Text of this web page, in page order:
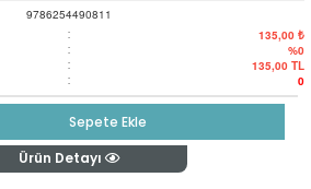
9786254490811
: 135,00 ₺
: %0
: 135,00 TL
: 0
Sepete Ekle
Ürün Detayı